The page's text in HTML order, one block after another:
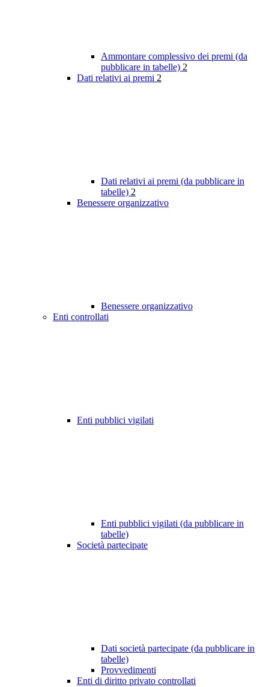
Ammontare complessivo dei premi (da
pubblicare in tabelle) 2
Dati relativi ai premi 2
Dati relativi ai premi (da pubblicare in
tabelle) 2
Benessere organizzativo
Benessere organizzativo
Enti controllati
Enti pubblici vigilati
Enti pubblici vigilati (da pubblicare in
tabelle)
Società partecipate
Dati società partecipate (da pubblicare in
tabelle)
Provvedimenti
Enti di diritto privato controllati